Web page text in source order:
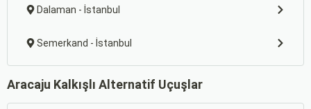
Dalaman - İstanbul
Semerkand - İstanbul
Aracaju Kalkışlı Alternatif Uçuşlar